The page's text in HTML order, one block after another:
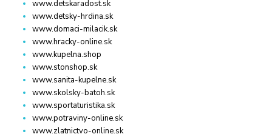
www.detskaradost.sk
www.detsky-hrdina.sk
www.domaci-milacik.sk
www.hracky-online.sk
www.kupelna.shop
www.stonshop.sk
www.sanita-kupelne.sk
www.skolsky-batoh.sk
www.sportaturistika.sk
www.potraviny-online.sk
www.zlatnictvo-online.sk